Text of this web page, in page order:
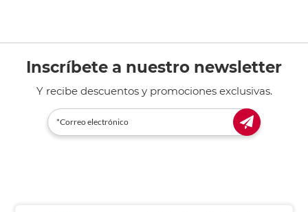
Inscríbete a nuestro newsletter
Y recibe descuentos y promociones exclusivas.